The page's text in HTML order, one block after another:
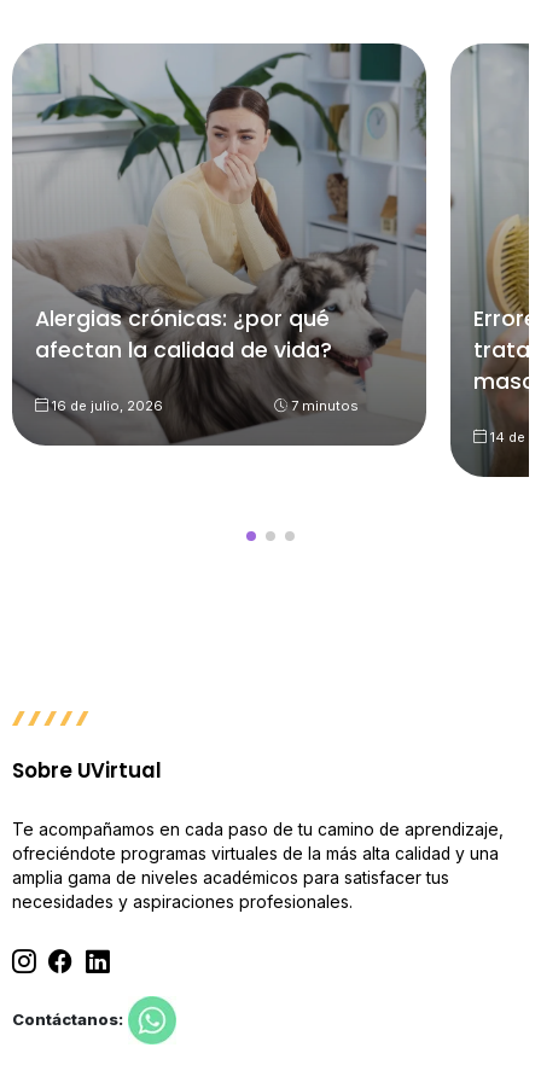
Alergias crónicas: ¿por qué
afectan la calidad de vida?
16 de julio, 2026 7 minutos
14 de
Sobre UVirtual
Te acompañamos en cada paso de tu camino de aprendizaje,
ofreciéndote programas virtuales de la más alta calidad y una
amplia gama de niveles académicos para satisfacer tus
necesidades y aspiraciones profesionales.
Contáctanos: